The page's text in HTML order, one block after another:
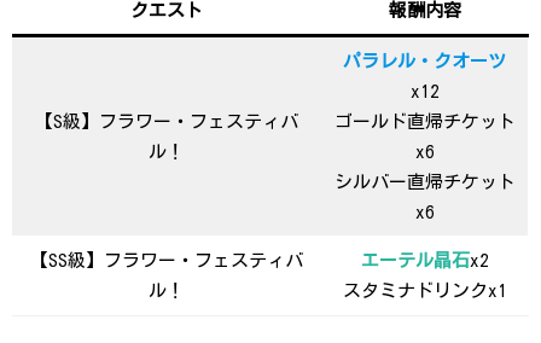
クエスト 報酬内容
【S級】フラワー・フェスティバ
ル！
パラレル・クオーツ
x12
ゴールド直帰チケット
x6
シルバー直帰チケット
x6
【SS級】フラワー・フェスティバ
ル！
エーテル晶石x2
スタミナドリンクx1